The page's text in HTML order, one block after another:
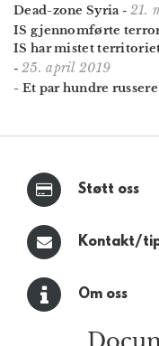
Dead-zone Syria - 21.
IS gjennom­førte
IS har mistet
- 25. april 2019
- Et par hundre
Støtt oss
Kontakt/
Om oss